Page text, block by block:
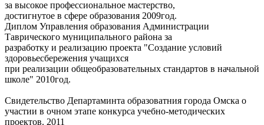
за высокое профессиональное мастерство,
достигнутое в сфере образования 2009год.
Диплом Управления образования Администрации
Таврического муниципального района за
разработку и реализацию проекта "Создание условий
здоровьесбережения учащихся
при реализации общеобразовательных стандартов в начальной
школе" 2010год.
Свидетельство Департаминта образоватния города Омска о
участии в очном этапе конкурса учебно-методических
проектов. 2011